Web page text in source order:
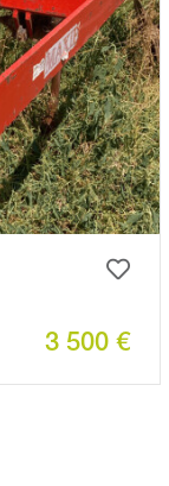
3 500 €